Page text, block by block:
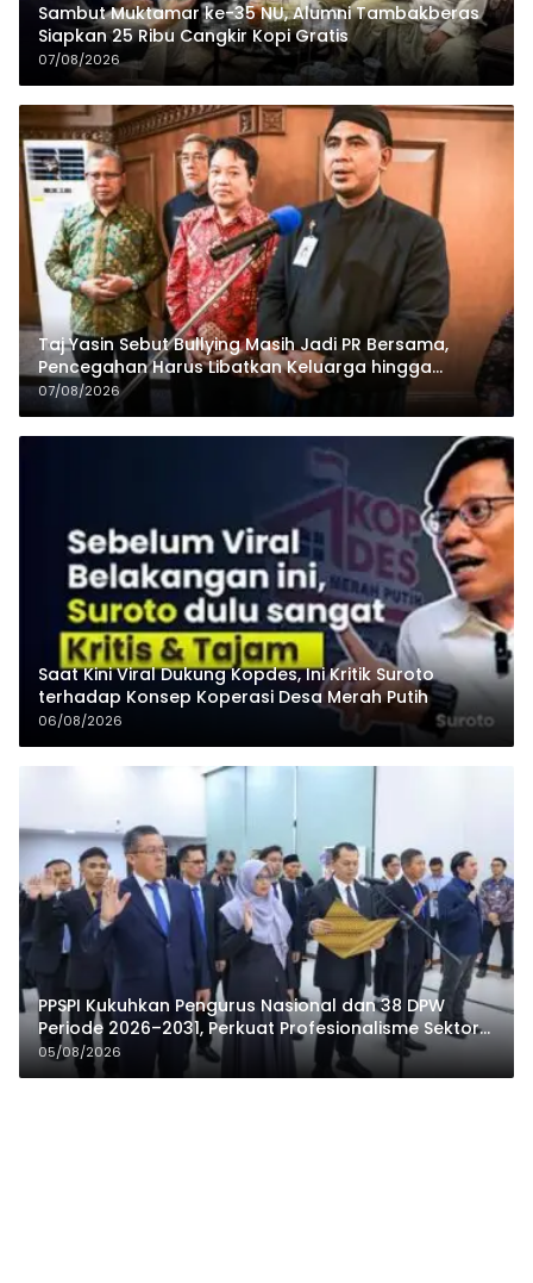
Sambut Muktamar ke-35 NU, Alumni Tambakberas
Siapkan 25 Ribu Cangkir Kopi Gratis
07/08/2026
Taj Yasin Sebut Bullying Masih Jadi PR Bersama,
Pencegahan Harus Libatkan Keluarga hingga
Pesantren
07/08/2026
Saat Kini Viral Dukung Kopdes, Ini Kritik Suroto
terhadap Konsep Koperasi Desa Merah Putih
06/08/2026
PPSPI Kukuhkan Pengurus Nasional dan 38 DPW
Periode 2026–2031, Perkuat Profesionalisme Sektor
Publik
05/08/2026